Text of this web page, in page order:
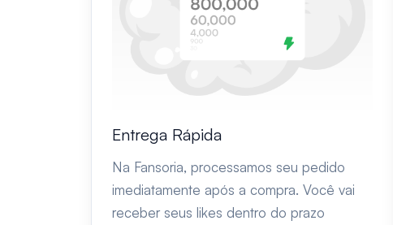
Entrega Rápida
Na Fansoria, processamos seu pedido
imediatamente após a compra. Você vai
receber seus likes dentro do prazo